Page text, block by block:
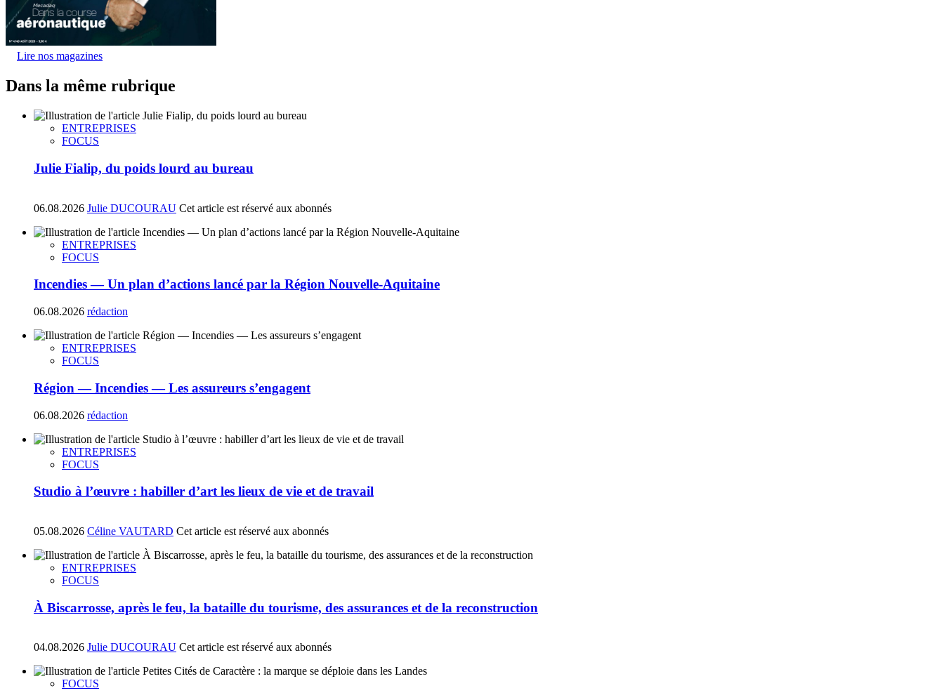
Lire nos magazines
Dans la même rubrique
ENTREPRISES
FOCUS
Julie Fialip, du poids lourd au bureau
06.08.2026 Julie DUCOURAU Cet article est réservé aux abonnés
ENTREPRISES
FOCUS
Incendies — Un plan d’actions lancé par la Région Nouvelle-Aquitaine
06.08.2026 rédaction
ENTREPRISES
FOCUS
Région — Incendies — Les assureurs s’engagent
06.08.2026 rédaction
ENTREPRISES
FOCUS
Studio à l’œuvre : habiller d’art les lieux de vie et de travail
05.08.2026 Céline VAUTARD Cet article est réservé aux abonnés
ENTREPRISES
FOCUS
À Biscarrosse, après le feu, la bataille du tourisme, des assurances et de la reconstruction
04.08.2026 Julie DUCOURAU Cet article est réservé aux abonnés
FOCUS